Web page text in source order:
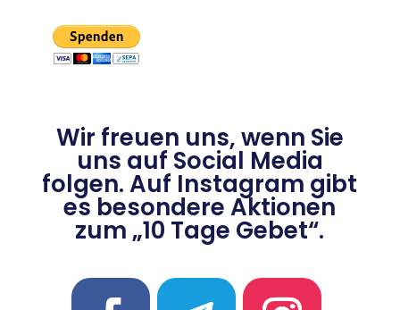
Wir freuen uns, wenn Sie
uns auf Social Media
folgen. Auf Instagram gibt
es besondere Aktionen
zum „10 Tage Gebet“.